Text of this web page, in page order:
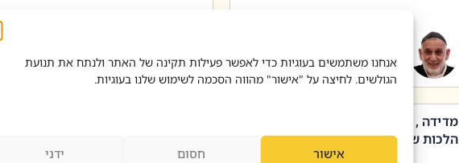
אנחנו משתמשים בעוגיות כדי לאפשר פעילות תקינה של האתר ולנתח את תנועת
הגולשים. לחיצה על "אישור" מהווה הסכמה לשימוש שלנו בעוגיות.
אישור חסום ידני
מדידה , קניה , שטיפת כלים בשבת –
הלכות שבת – סימן שכג